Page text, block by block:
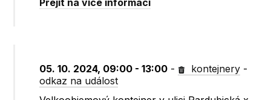
Přejít na více informací
05. 10. 2024, 09:00 - 13:00 - kontejnery -
odkaz na událost